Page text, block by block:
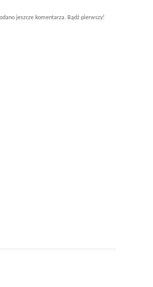
jeszcze komentarza. Bądź pierwszy!